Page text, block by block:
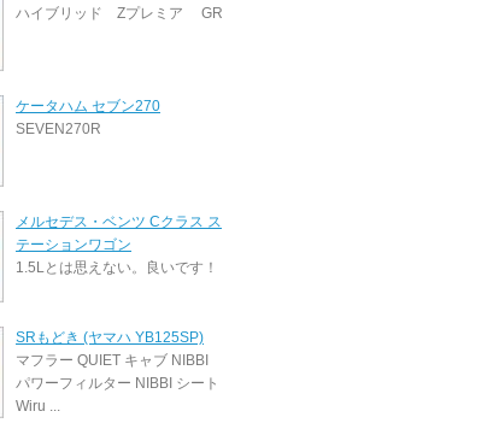
ハイブリッド Zプレミア GR
ケータハム セブン270
SEVEN270R
メルセデス・ベンツ Cクラス ス
テーションワゴン
1.5Lとは思えない。良いです！
SRもどき (ヤマハ YB125SP)
マフラー QUIET キャブ NIBBI
パワーフィルター NIBBI シート
Wiru ...